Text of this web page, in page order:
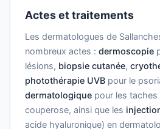
Actes et traitements
Les dermatologues de
nombreux actes : dermoscopie
lésions, biopsie cutanée,
photothérapie UVB pour le
dermatologique pour les taches
couperose, ainsi que les
acide hyaluronique) en